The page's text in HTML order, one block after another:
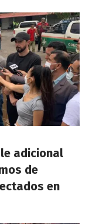
adicional
de
en